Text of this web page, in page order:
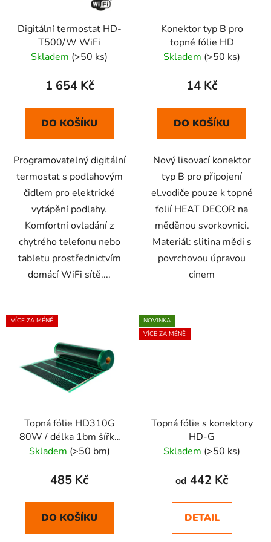
Digitální termostat HD-
T500/W WiFi
Skladem (>50 ks)
1 654 Kč
DO KOŠÍKU
Programovatelný digitální
termostat s podlahovým
čidlem pro elektrické
vytápění podlahy.
Komfortní ovladání z
chytrého telefonu nebo
tabletu prostřednictvím
domácí WiFi sítě....
Konektor typ B pro
topné fólie HD
Skladem (>50 ks)
14 Kč
DO KOŠÍKU
Nový lisovací konektor
typ B pro připojení
el.vodiče pouze k topné
folií HEAT DECOR na
měděnou svorkovnici.
Materiál: slitina mědi s
povrchovou úpravou
cínem
VÍCE ZA MÉNĚ
Topná fólie HD310G
80W / délka 1bm šířka
100cm
Skladem (>50 bm)
485 Kč
DO KOŠÍKU
NOVINKA
VÍCE ZA MÉNĚ
Topná fólie s konektory
HD-G
Skladem (>50 ks)
od 442 Kč
DETAIL